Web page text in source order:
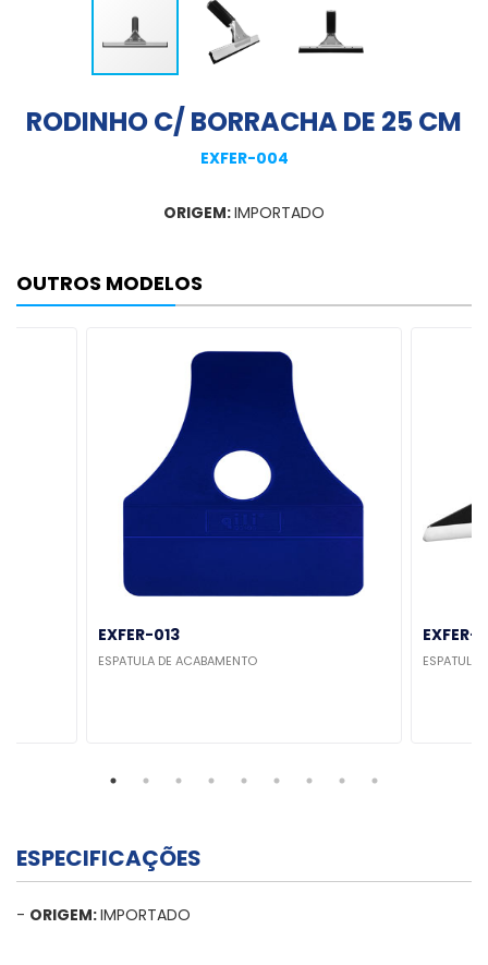
RODINHO C/ BORRACHA DE 25 CM
EXFER-004
ORIGEM:IMPORTADO
OUTROS MODELOS
EXFER-013
ESPATULA DE ACABAMENTO
EXFER-
ESPATULA
ESPECIFICAÇÕES
- ORIGEM:IMPORTADO